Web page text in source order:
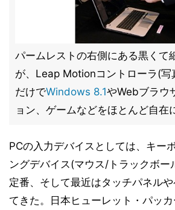
パームレストの右側にある黒くて
が、Leap Motionコントローラ(写
だけでWindows 8.1やWebブラウ
ョン、ゲームなどをほとんど自在
PCの入力デバイスとしては、キー
ングデバイス(マウス/トラックボー
定番、そして最近はタッチパネル
てきた。日本ヒューレット・パッ